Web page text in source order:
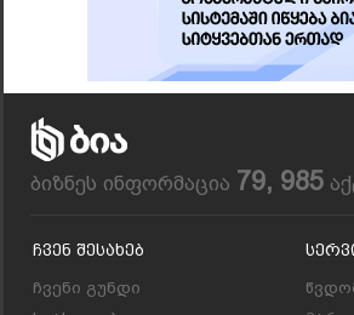
ბიზნეს ინფორმაცია 79, 985
Ჩვენ Შესახებ
ჩვენი გუნდი